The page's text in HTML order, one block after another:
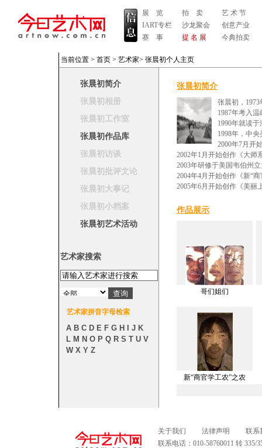
展 览
IART专栏
赛 事
拍 卖
沙龙聚会
提 名 展
艺 术 节
创意产业
今典拍卖
当前位置 > 首页 > 艺术家> 张晨初个人主页
张晨初简介
张晨初相册
张晨初工作室
张晨初作品库
张晨初访谈
张晨初批评文论
张晨初大事记
张晨初小档案
张晨初艺术活动
艺术家搜索
艺术家拼音字母检索
A B C D E F G H J K
L M N O P Q R S T U V
W X Y Z
张晨初简介
张晨初，
1987年考入
1990年就读
1998年，中
2000年7月开
2002年1月开始创作《大师
2003年研修于美国韦伯州
2004年4月开始创作《新“
2005年6月开始创作《美丽
作品展示
哥们姐们
新“商官学工农”之农
关于我们 法律声明
联系
联系电话：010-58760011 转